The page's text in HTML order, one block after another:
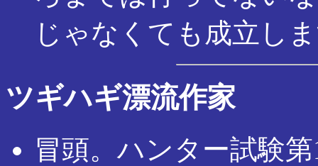
じゃなくても成立し
ツギハギ漂流作家
冒頭。ハンター試験